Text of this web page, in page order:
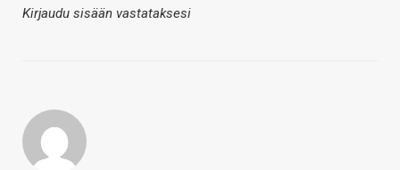
Kirjaudu sisään vastataksesi